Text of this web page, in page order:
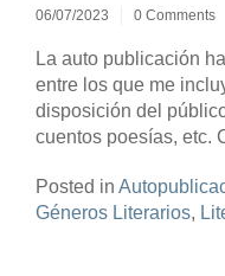
06/07/2023 0 Comments
La auto publicación
entre los que me
disposición del
cuentos poesías, etc.
Posted in
Géneros Literarios,